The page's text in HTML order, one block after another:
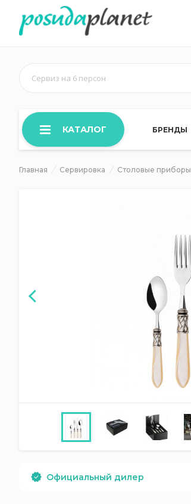
Сервиз на 6 персон
КАТАЛОГ БРЕНДЫ
Главная Сервировка Столовые приборы
Официальный дилер